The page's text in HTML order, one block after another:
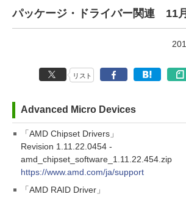
パッケージ・ドライバー関連 11
リスト
Advanced Micro Devices
「AMD Chipset Drivers」
Revision 1.11.22.0454 -
amd_chipset_software_1.11.22.454.zip
https://www.amd.com/ja/support
「AMD RAID Driver」